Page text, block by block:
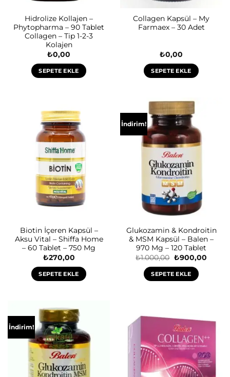
Hidrolize Kollajen –
Phytopharma – 90 Tablet
Collagen – Tip 1-2-3
Kolajen
₺0,00
SEPETE EKLE
Collagen Kapsül – My
Farmaex – 30 Adet
₺0,00
SEPETE EKLE
Biotin İçeren Kapsül –
Aksu Vital – Shiffa Home
– 60 Tablet – 750 Mg
₺270,00
SEPETE EKLE
İndirim!
Glukozamin & Kondroitin
& MSM Kapsül – Balen –
970 Mg – 120 Tablet
₺1.000,00 Orijinal
₺1.000,00.
₺900,00Şu
SEPETE EKLE
İndirim!